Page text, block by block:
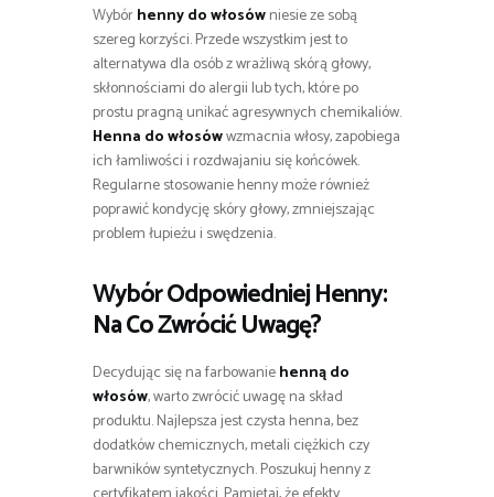
Wybórhenny do włosówniesie ze sobą
szereg korzyści. Przede wszystkim jest to
alternatywa dla osób z wrażliwą skórą głowy,
skłonnościami do alergii lub tych, które po
prostu pragną unikać agresywnych chemikaliów.
Henna do włosówwzmacnia włosy, zapobiega
ich łamliwości i rozdwajaniu się końcówek.
Regularne stosowanie henny może również
poprawić kondycję skóry głowy, zmniejszając
problem łupieżu i swędzenia.
Wybór Odpowiedniej Henny:
Na Co Zwrócić Uwagę?
Decydując się na farbowaniehenną do
włosów, warto zwrócić uwagę na skład
produktu. Najlepsza jest czysta henna, bez
dodatków chemicznych, metali ciężkich czy
barwników syntetycznych. Poszukuj henny z